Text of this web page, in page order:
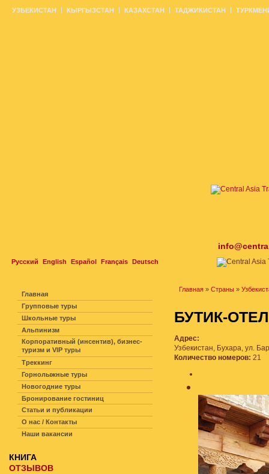
Русский English Español Français Deutsch
УЗБЕКИСТАН КЫРГЫЗСТАН КАЗАХСТАН ТАДЖИКИСТАН
Главная » Страны »
БУТИК-
Адрес:
Узбекистан, Бухара, ул.
Количество номеров: 21
Главная
Групповые туры
Школьные туры
Альпинизм
Корпоративный (инсентив), бизнес-
туризм и VIP туры
Треккинг
Горнолыжные туры
Новогодние туры
Бронирование гостиниц
Статьи и публикации
О нас / Контакты
Наши вакансии
КНИГА
ОТЗЫВОВ